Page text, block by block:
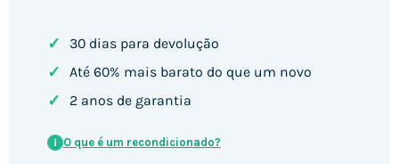
✓ 30 dias para devolução
✓ Até 60% mais barato do que um novo
✓ 2 anos de garantia
i O que é um recondicionado?